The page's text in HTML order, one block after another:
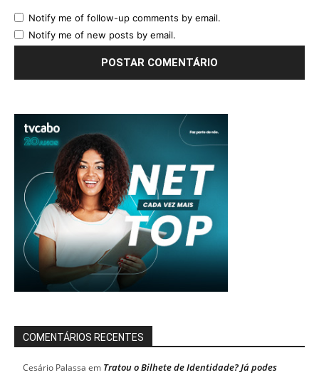
Notify me of follow-up comments by email.
Notify me of new posts by email.
COMENTÁRIOS RECENTES
Cesário Palassa em Tratou o Bilhete de Identidade? Já podes